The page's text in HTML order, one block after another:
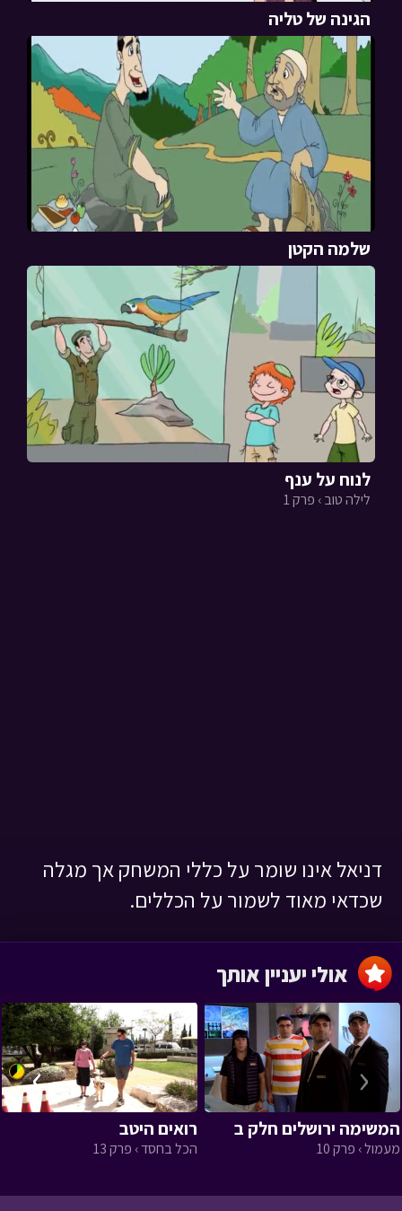
הגינה של טליה
שלמה הקטן
לנוח על ענף
לילה טוב › פרק 1
דניאל אינו שומר על כללי המשחק אך מגלה
שכדאי מאוד לשמור על הכללים.
המשימה ירושלים חלק ב
מעמול › פרק 10
רואים היטב
הכל בחסד › פרק 13
‹
›